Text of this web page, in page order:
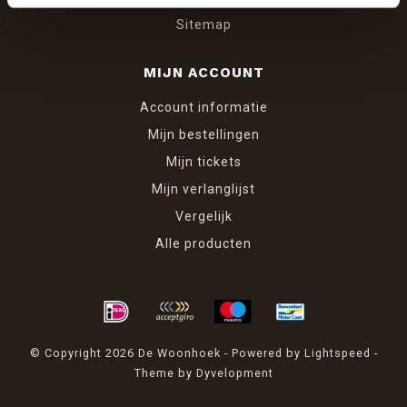
Sitemap
MIJN ACCOUNT
Account informatie
Mijn bestellingen
Mijn tickets
Mijn verlanglijst
Vergelijk
Alle producten
© Copyright 2026 De Woonhoek - Powered by Lightspeed -
Theme by Dyvelopment